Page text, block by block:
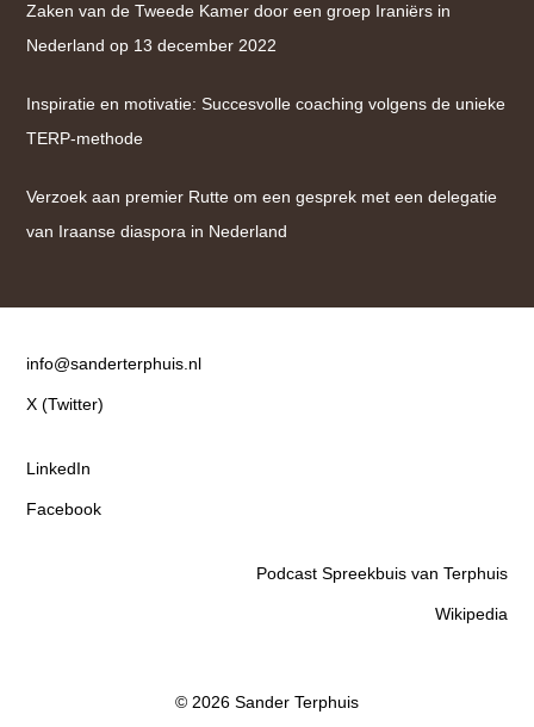
Zaken van de Tweede Kamer door een groep Iraniërs in
Nederland op 13 december 2022
Inspiratie en motivatie: Succesvolle coaching volgens de unieke
TERP-methode
Verzoek aan premier Rutte om een gesprek met een delegatie
van Iraanse diaspora in Nederland
Contact
info@sanderterphuis.nl
X (Twitter)
LinkedIn
Facebook
Podcast Spreekbuis van Terphuis
Wikipedia
© 2026 Sander Terphuis